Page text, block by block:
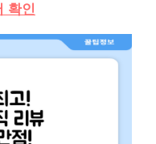
확인